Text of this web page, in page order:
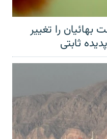
را تغییر
ثابتی